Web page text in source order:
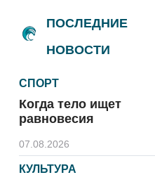
ПОСЛЕДНИЕ
НОВОСТИ
СПОРТ
Когда тело ищет
равновесия
07.08.2026
КУЛЬТУРА